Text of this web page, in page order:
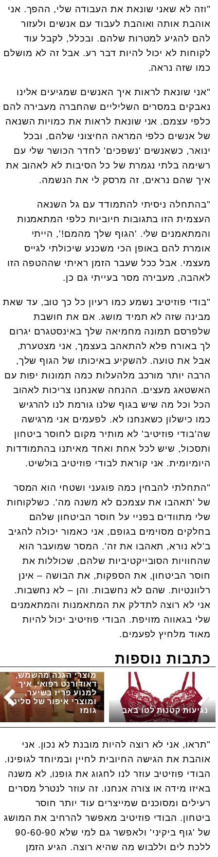
"וזה לא שאני שונאת את העבודה שלי, ההפך. אני
אוהבת אותה ואוהבת לעבוד עם אנשים ולעזור
להם להגיע למטרות שלהם. ובכלל, לקבל עוד
לקוחות לא יכול להיות דבר רע. אבל זה לא מושלם
כמו שזה נראה.
"אני שונאת לראות איך האנשים שמגיעים אלינו
נאבקים במסרים השליליים שהחברה מעבירה להם
כלפי עצמם. אני שונאת לראות את כמויות השנאה
של אנשים כלפי המראה החיצוני שלהם, ובכל
ינואר, כשאנשים 'נשפכים' לחדר הכושר שלי עם
רשימה בלתי נגמרת של כל הסיבות לא לאהוב את
איך שהם נראים, זה מרסק לי את הנשמה.
"בהתחלה ניסיתי להתמודד עם גל השנאה
העצמית הזו בתגובות חיוביות כלפי המתאמנות
והמתאמנים שלי. 'הגוף שלך מהמם!', הייתי
אומרת להם באופן הכי משכנע שיכולתי לגייס
מעצמי. אבל ככל שעבר הזמן ראיתי שההטפה הזו
לאהבה, מעבירה מסר בעייתי גם כן.
"בודי פוזיטיב נשמע כמו רעיון כל כך טוב, עד שאת
מבינה שזה לא תמיד מושג. אם את חושבת
שלפרסם תמונה מחמיאה שלך באינסטגרם יגרום
לך באורח פלא להתאהב בעצמך, אני מצטערת,
אבל את טועה. להשקיע באיכותו של הגוף שלך,
הרבה יותר מורכב מלהעלות כמה תמונות יפות עם
האשטאג מעצים. ההנחה שאנחנו צריכות לאהוב
הכל וכל מה שיש בגוף שלנו גורמת לנו להרגיש
כמו כישלון כשאנחנו לא. לפעמים אני מרגישה
שה'בודי פוזיטיב' לא מותיר מקום לחוסר ביטחון
ותסכול, שיש לכל אחת ואחד מאיתנו בהתמודדות
היומיומית. אני קוראת לבודי פוזיטיב בולשיט.
"התחלתי להבחין כמה פוגעני ושטחי הוא המסר
של 'תאהבו את עצמכם לא משנה מה'. כשלקוחות
שלי מתוודים בפניי על חוסר הביטחון שלהם
בחלקים מסוימים בגופם, אני כאמור יכולה להגיב
ב'לא נורא, תאהבו את זה'. המסר שמועבר הוא
שהחוויות הסובייקטיביות שלהם, שכוללות את
חוסר הביטחון, את הספקות, את הבושה – אינן
רלוונטיות. שהם לא נחשבות. והן – לא נחשבות.
אני לא רוצה לתדלק את המתאמנות והמתאמנים
שלי בגאווה מזויפת. הבודי פוזיטיב יכול להיות
מאוד מלחיץ לפעמים.
כתבות נוספות
מוצרי הגנה מהשמש,
דאודורנט רפואי, איך
למנוע פריז בשיער,
ומוצרי איפור של סלינה
גומז
נגיעות קטנות לטו באב
"תראו, אני לא רוצה להיות מובנת לא נכון. אני
אוהבת את הגישה החיובית לחיין ובמיוחד לגופינו.
הבודי פוזיטיב עוזר לנו לחגוג את גופנו, לא משנה
באיזו מידה או צורה אנחנו. זה עוזר לנטרל מסרים
רעילים ומסוכנים שמייצרים עוד יותר חוסר
ביטחון. הבודי פוזיטיב מאפשר להרחיב את המושג
של 'גוף ביקיני' ולאפשר גם למי שלא 90-60-90
ללכת לים וללבוש מה שהיא רוצה. הגיע הזמן